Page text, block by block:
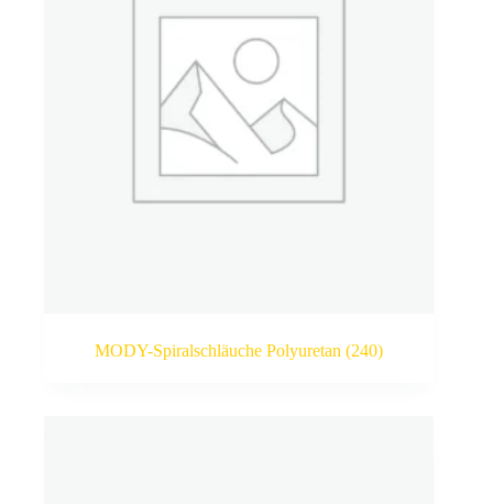
MODY-Spiralschläuche Polyuretan(240)